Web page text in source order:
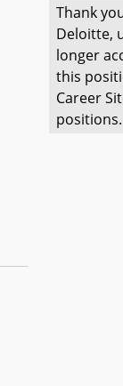
Thank
Deloitte,
longer
this
Career
positions.